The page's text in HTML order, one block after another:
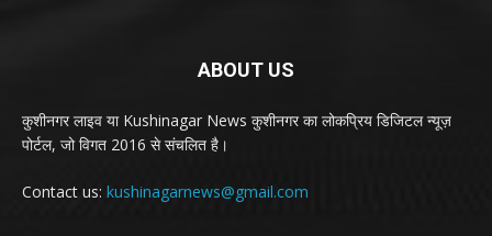
ABOUT US
कुशीनगर लाइव या Kushinagar News कुशीनगर का लोकप्रिय डिजिटल न्यूज़
पोर्टल, जो विगत 2016 से संचलित है।
Contact us: kushinagarnews@gmail.com